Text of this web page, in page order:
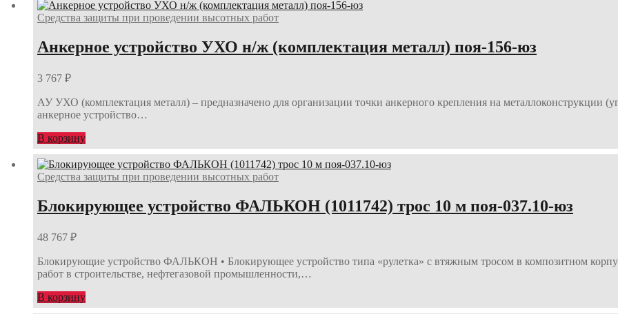
Средства защиты при проведении высотных работ
Анкерное устройство УХО н/ж (комплектация металл) поя-156-юз
3 767 ₽
АУ УХО (комплектация металл) – предназначено для организации точки анкерного крепления на металлоконструкции
анкерное устройство…
В корзину
Средства защиты при проведении высотных работ
Блокирующее устройство ФАЛЬКОН (1011742) трос 10 м поя-037.10-юз
48 767 ₽
Блокирующие устройство ФАЛЬКОН • Блокирующее устройство типа «рулетка» с втяжным тросом в композитном
работ в строительстве, нефтегазовой промышленности,…
В корзину